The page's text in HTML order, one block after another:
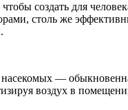
создать для
столь же
—
воздух в